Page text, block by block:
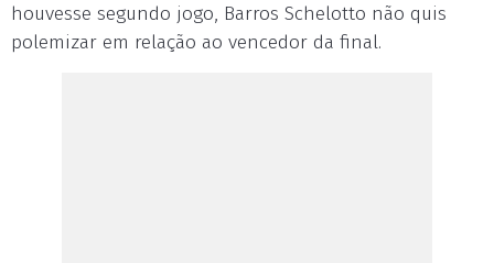
houvesse segundo jogo, Barros Schelotto não quis
polemizar em relação ao vencedor da final.